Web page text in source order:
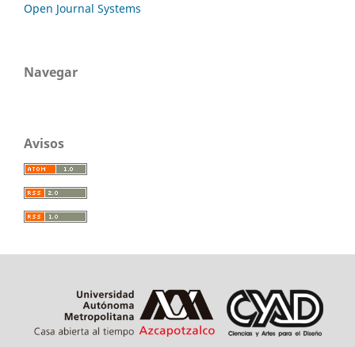
Open Journal Systems
Navegar
Avisos